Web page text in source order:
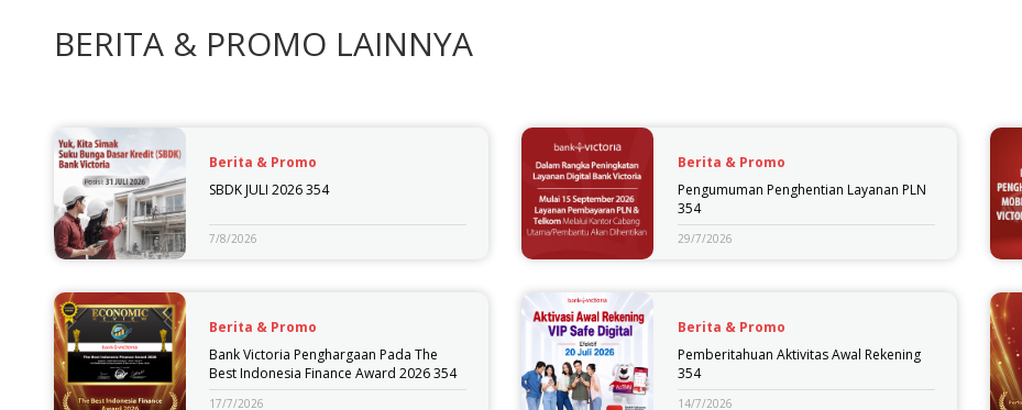
BERITA & PROMO LAINNYA
Berita & Promo
SBDK JULI 2026 354
7/8/2026
Berita & Promo
Pengumuman Penghentian Layanan PLN
354
29/7/2026
Berita & Promo
Bank Victoria Penghargaan Pada The
Best Indonesia Finance Award 2026 354
17/7/2026
Berita & Promo
Pemberitahuan Aktivitas Awal Rekening
354
14/7/2026